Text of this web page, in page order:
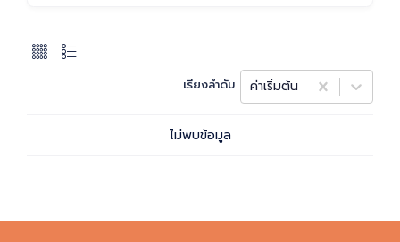
เรียงลำดับ ค่าเริ่มต้น
ไม่พบข้อมูล